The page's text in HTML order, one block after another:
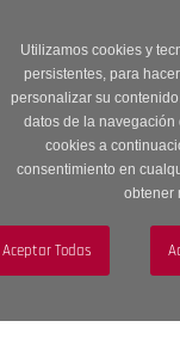
Utilizamos cookies y
persistentes, para
personalizar su
datos de la navegación
cookies a
consentimiento en
obtener
descuento
navigation
Menú